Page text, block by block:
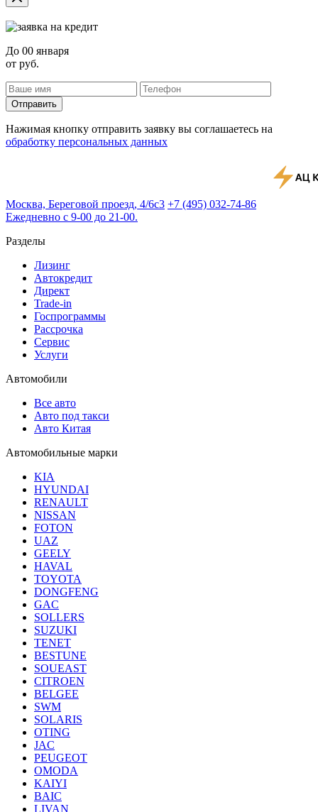
До 00 января
от руб.
Отправить
Нажимая кнопку отправить заявку вы соглашаетесь на
обработку персональных данных
Москва, Береговой проезд, 4/6с3 +7 (495) 032-74-86
Ежедневно с 9-00 до 21-00.
Разделы
Лизинг
Автокредит
Директ
Trade-in
Госпрограммы
Рассрочка
Сервис
Услуги
Автомобили
Все авто
Авто под такси
Авто Китая
Автомобильные марки
KIA
HYUNDAI
RENAULT
NISSAN
FOTON
UAZ
GEELY
HAVAL
TOYOTA
DONGFENG
GAC
SOLLERS
SUZUKI
TENET
BESTUNE
SOUEAST
CITROEN
BELGEE
SWM
SOLARIS
OTING
JAC
PEUGEOT
OMODA
KAIYI
BAIC
LIVAN